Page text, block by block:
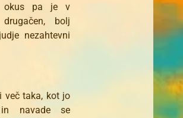
okus pa je v
bolj
nezahtevni
več taka, kot jo
in navade se